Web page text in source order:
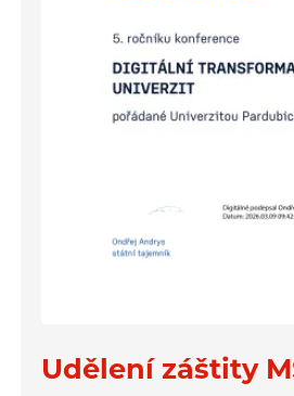
Udělení záštity